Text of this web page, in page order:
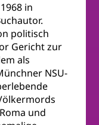
in
politisch
Gericht zur
als
NSU-
und